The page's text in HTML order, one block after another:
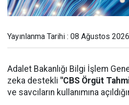
Yayınlanma Tarihi : 08 Ağustos
Adalet Bakanlığı Bilgi İşlem
zeka destekli "CBS Örgüt
ve savcıların kullanımına